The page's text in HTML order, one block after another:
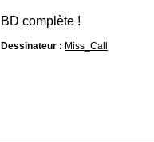
BD complète !
Dessinateur : Miss_Call